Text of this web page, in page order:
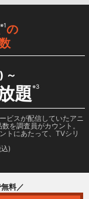
※1の
～
題※3
ビスが配信していたアニ
を調査員がカウント。
トにあたって、TVシリ
)
無料／